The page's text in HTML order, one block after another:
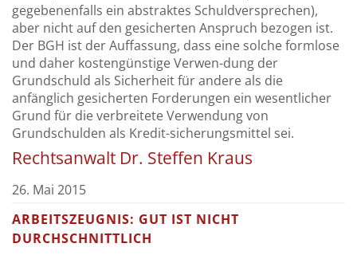
gegebenenfalls ein abstraktes Schuldversprechen),
aber nicht auf den gesicherten Anspruch bezogen ist.
Der BGH ist der Auffassung, dass eine solche formlose
und daher kostengünstige Verwen-dung der
Grundschuld als Sicherheit für andere als die
anfänglich gesicherten Forderungen ein wesentlicher
Grund für die verbreitete Verwendung von
Grundschulden als Kredit-sicherungsmittel sei.
Rechtsanwalt Dr. Steffen Kraus
26. Mai 2015
ARBEITSZEUGNIS: GUT IST NICHT
DURCHSCHNITTLICH